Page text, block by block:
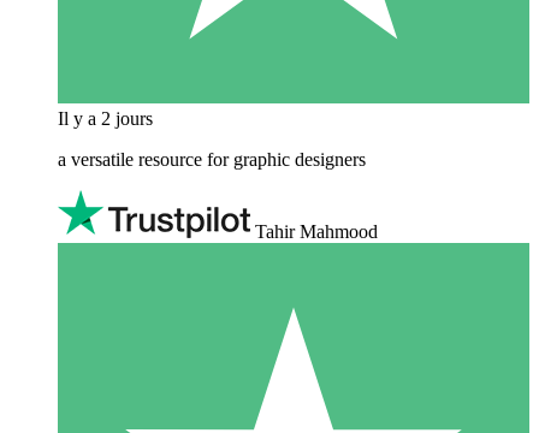
Il y a 2 jours
a versatile resource for graphic designers
Tahir Mahmood